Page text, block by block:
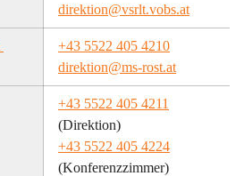
direktion@vsrlt.vobs.at
+43 5522 405 4210
direktion@ms-rost.at
+43 5522 405 4211
(Direktion)
+43 5522 405 4224
(Konferenzzimmer)